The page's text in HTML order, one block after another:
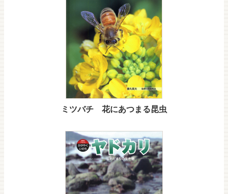
ミツバチ 花にあつまる昆虫